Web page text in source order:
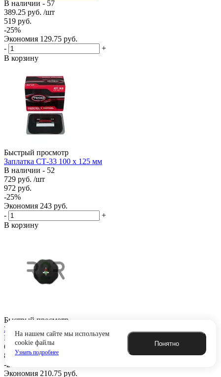
На нашем сайте мы используем
cookie файлы
Узнать подробнее
Понятно
В наличии - 57
389.25 руб. /шт
519 руб.
-25%
Экономия 129.75 руб.
-
+
В корзину
Быстрый просмотр
Заплатка СТ-33 100 х 125 мм
В наличии - 52
729 руб. /шт
972 руб.
-25%
Экономия 243 руб.
-
+
В корзину
Быстрый просмотр
Заплатка BP-5 165 х 165 мм
В наличии - 20
632.25руб. /шт
843руб.
-25
Экономия 210.75 руб.